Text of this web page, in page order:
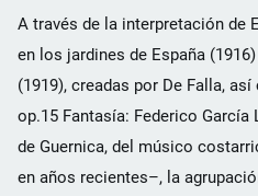
A través de la interpretación de
en los jardines de España
(1919), creadas por De Falla,
op.15 Fantasía: Federico García
de Guernica, del músico
en años recientes–, la